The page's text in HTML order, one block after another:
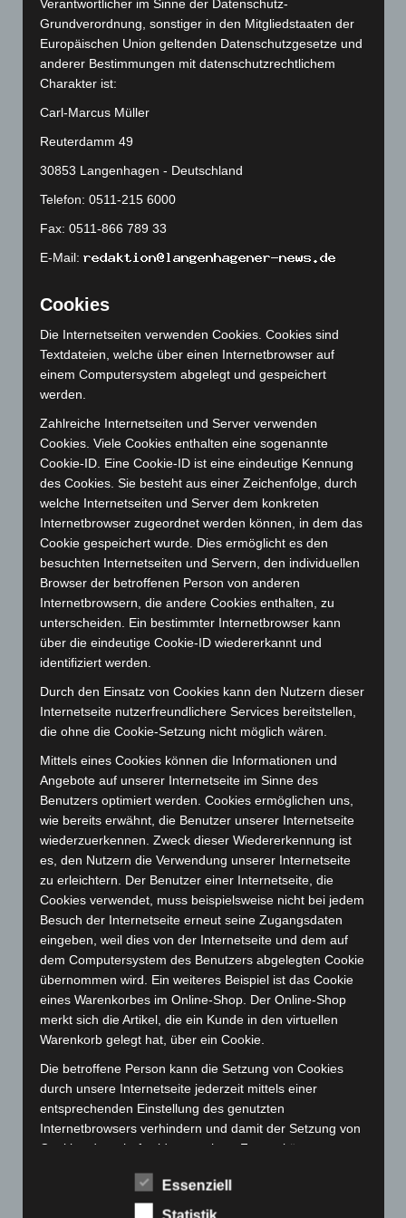
April 2026(99)
März 2026
(115)
Februar 2026(109)
Januar 2026 (122)
Dezember 2025(103)
November 2025(114)
Oktober 2025(112)
September 2025(93)
August 2025(90)
Juli 2025 (90)
Mai 2025(112)
April 2025(88)
März 2025(111)
Februar 2025
Januar 2025
(88)
Dezember 2024 (89)
November 2024(94)
Oktober 2024(93)
September 2024(112)
August 2024(107)
Juli 2024(89)
Juni 2024(107)
Mai 2024
(149)
April 2024(102)
März 2024(103)
Februar 2024(103)
Dezember 2023(130)
November 2023(130)
Oktober 2023(114)
September 2023
(133)
August 2023(134)
Juli 2023(118)
Juni 2023
Mai 2023(139)
April 2023(155)
März 2023(174)
Februar 2023(154)
Januar 2023(140)
Dezember 2022(130)
November 2022(167)
Oktober 2022
(166)
(205)
(166)
Verantwortlicher im Sinne der Datenschutz-
Grundverordnung, sonstiger in den Mitgliedstaaten der
Europäischen Union geltenden Datenschutzgesetze und
anderer Bestimmungen mit datenschutzrechtlichem
Charakter ist:
Carl-Marcus Müller
Reuterdamm 49
30853 Langenhagen - Deutschland
Telefon: 0511-215 6000
Fax: 0511-866 789 33
E-Mail:
Cookies
Die Internetseiten verwenden Cookies. Cookies sind
Textdateien, welche über einen Internetbrowser auf
einem Computersystem abgelegt und gespeichert
werden.
Zahlreiche Internetseiten und Server verwenden
Cookies. Viele Cookies enthalten eine sogenannte
Cookie-ID. Eine Cookie-ID ist eine eindeutige Kennung
des Cookies. Sie besteht aus einer Zeichenfolge, durch
welche Internetseiten und Server dem konkreten
Internetbrowser zugeordnet werden können, in dem das
Cookie gespeichert wurde. Dies ermöglicht es den
besuchten Internetseiten und Servern, den individuellen
Browser der betroffenen Person von anderen
Internetbrowsern, die andere Cookies enthalten, zu
unterscheiden. Ein bestimmter Internetbrowser kann
über die eindeutige Cookie-ID wiedererkannt und
identifiziert werden.
Durch den Einsatz von Cookies kann den Nutzern dieser
Internetseite nutzerfreundlichere Services bereitstellen,
die ohne die Cookie-Setzung nicht möglich wären.
Mittels eines Cookies können die Informationen und
Angebote auf unserer Internetseite im Sinne des
Benutzers optimiert werden. Cookies ermöglichen uns,
wie bereits erwähnt, die Benutzer unserer Internetseite
wiederzuerkennen. Zweck dieser Wiedererkennung ist
es, den Nutzern die Verwendung unserer Internetseite
zu erleichtern. Der Benutzer einer Internetseite, die
Cookies verwendet, muss beispielsweise nicht bei jedem
Besuch der Internetseite erneut seine Zugangsdaten
eingeben, weil dies von der Internetseite und dem auf
dem Computersystem des Benutzers abgelegten Cookie
übernommen wird. Ein weiteres Beispiel ist das Cookie
eines Warenkorbes im Online-Shop. Der Online-Shop
merkt sich die Artikel, die ein Kunde in den virtuellen
Warenkorb gelegt hat, über ein Cookie.
Die betroffene Person kann die Setzung von Cookies
durch unsere Internetseite jederzeit mittels einer
entsprechenden Einstellung des genutzten
Internetbrowsers verhindern und damit der Setzung von
Cookies dauerhaft widersprechen. Ferner können
Internetbrowser oder andere Softwareprogramme
gelöscht werden. Dies ist in allen gängigen
Essenziell